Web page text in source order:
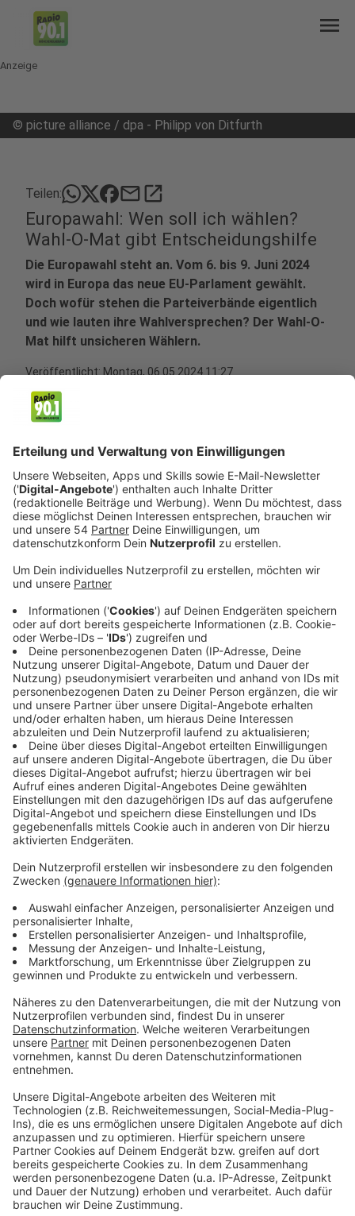
menu
Anzeige
© picture alliance / dpa - Philipp von Ditfurth
Teilen: mailopen_in_new
Europawahl: Wen soll ich wählen?
Wahl-O-Mat gibt Entscheidungshilfe
Die Europawahl steht an. Vom 6. bis 9. Juni 2024
wird in Europa das neue EU-Parlament gewählt.
Doch wofür stehen die Parteiverbände eigentlich
und wie lauten ihre Wahlversprechen? Der Wahl-O-
Mat hilft unsicheren Wählern.
Veröffentlicht: Montag, 06.05.2024 11:27
Anzeige
Bald wird wieder gewählt, diesmal in ganz Europa. Die
Europawahl steht an und damit die Wahl zu einem
neuen EU-Parlament. Angesichts des Kriegs in der
Ukraine, des Streits über die Verteilung von
Flüchtlingen und des drohenden Rechtsrucks in Europa
eine ziemlich bedeutende Wahl. Passend dazu ist der
Wahl-O-Mat zur Europawahl
Anzeige
©picture alliance/dpa | Andreas Arnold
Anzeige
Thesen beziehen sich auf deutsche Parteien
Anzeige
Wie immer wird diese Entscheidungshilfe beim
Wahlvorgang von der Bundeszentrale für Politische
Bildung herausgebracht, so wie bei jeder Landes- oder
Bundestagswahl. Das Prinzip lässt sich daher auch auf
die EU-Wahl übertragen. Denn was zu wissen ist: Die
Thesen im Wahl-O-Mat beziehen sich nur auf die
deutschen Parteien, die ins EU-Parlament wollen.
Insgesamt sind es 38 Aussagen, zu denen eine eigene
Meinung abgegeben werden muss, auch wenn sie
neutral ist. Es gibt beispielsweise folgende These:
'Europa sollte sich in der Welt viel stärker militärisch
engagieren.' Weitere Meinungen werden zu den
Bereichen Klima, Soziales oder Sicherheit vom
Mateingeholt.
Nachdem man Stellung bezogen hat, können die
einzelnen Themen noch gewichtet werden - es kann
zum Beispiel festgelegt werden, dass Umweltpolitik
höher soll als Flüchtlingspolitik gewichtet werden soll.
Im Idealfall spuckt der Wahl-O-Mat am Ende